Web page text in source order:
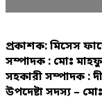
প্রকাশক: মিসেস
সম্পাদক : মোঃ
সহকারী সম্পাদক :
উপদেষ্টা সদস্য –